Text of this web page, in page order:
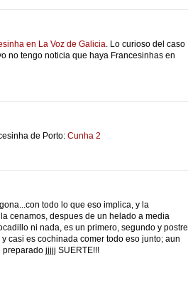
en La Voz de Galicia. Lo curioso del caso
no tengo noticia que haya Francesinhas en
de Porto: Cunha 2
todo lo que eso implica, y la
cenamos, despues de un helado a media
ni nada, es un primero, segundo y postre
casi es cochinada comer todo eso junto; aun
jjjjj SUERTE!!!